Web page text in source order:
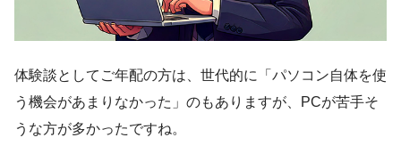
体験談としてご年配の方は、世代的に「パソコン自体を使
う機会があまりなかった」のもありますが、PCが苦手そ
うな方が多かったですね。